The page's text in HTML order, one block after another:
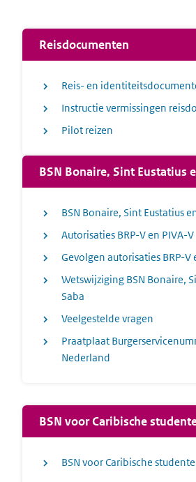
Reisdocumenten
Reis- en
Instructie vermissingen
Pilot reizen
BSN Bonaire, Sint Eustatius
BSN Bonaire, Sint Eustatius
Autorisaties BRP-V en PIVA-V
Gevolgen autorisaties BRP-V
Wetswijziging BSN Bonaire,
Saba
Veelgestelde vragen
Praatplaat
Nederland
BSN voor Caribische
BSN voor Caribische